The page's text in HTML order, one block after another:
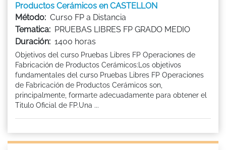
Productos Cerámicos en CASTELLON
Método: Curso FP a Distancia
Tematica: PRUEBAS LIBRES FP GRADO MEDIO
Duración: 1400 horas
Objetivos del curso Pruebas Libres FP Operaciones de
Fabricación de Productos Cerámicos:Los objetivos
fundamentales del curso Pruebas Libres FP Operaciones
de Fabricación de Productos Cerámicos son,
principalmente, formarte adecuadamente para obtener el
Titulo Oficial de FP.Una ...